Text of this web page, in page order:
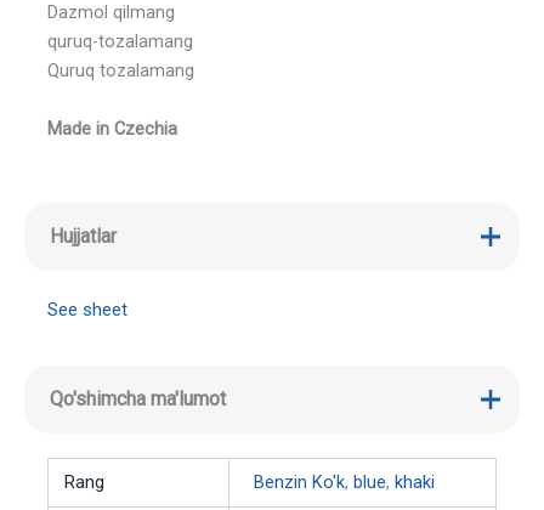
Dazmol qilmang
quruq-tozalamang
Quruq tozalamang
Made in Czechia
Hujjatlar
See sheet
Qo'shimcha ma'lumot
Rang Benzin Ko'k, blue, khaki